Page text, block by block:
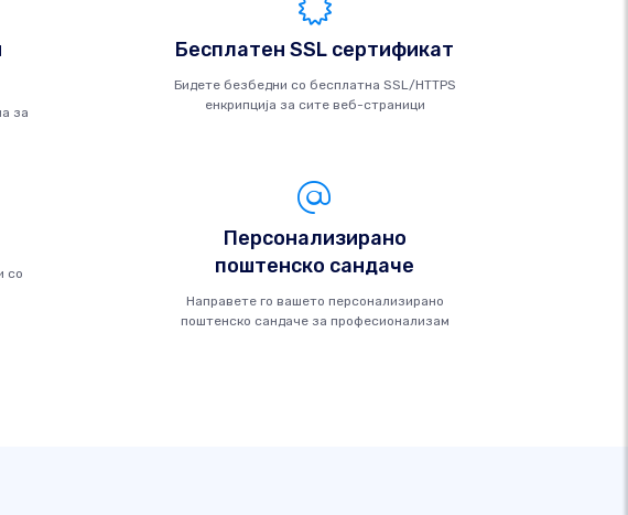
за
Бесплатен SSL сертификат
Бидете безбедни со бесплатна SSL/HTTPS
енкрипција за сите веб-страници
со
Персонализирано
поштенско сандаче
Направете го вашето персонализирано
поштенско сандаче за професионализам